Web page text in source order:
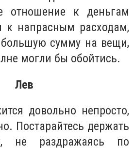
отношение к деньгам
к напрасным расходам,
сумму на вещи,
могли бы обойтись.
Лев
довольно непросто,
Постарайтесь держать
не раздражаясь по